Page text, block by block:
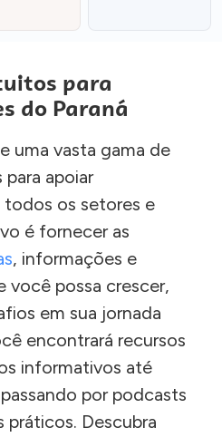
para
do Paraná
uma vasta gama de
apoiar
os setores e
é fornecer as
, informações e
você possa crescer,
em sua jornada
encontrará recursos
informativos até
por podcasts
práticos. Descubra